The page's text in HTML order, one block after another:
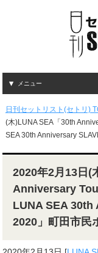
メニュー
日刊セットリスト(セトリ)
(木)LUNA SEA「30th
SEA 30th Anniversary
2020年2月13日(
Anniversary
LUNA SEA 30th
2020」町田市民